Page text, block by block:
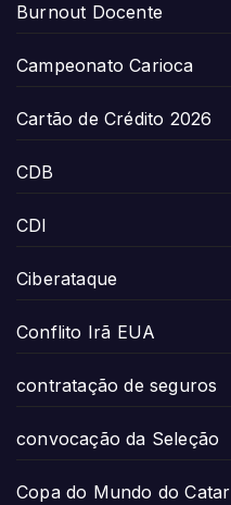
Burnout Docente
Campeonato Carioca
Cartão de Crédito 2026
CDB
CDI
Ciberataque
Conflito Irã EUA
contratação de seguros
convocação da Seleção
Copa do Mundo do Catar